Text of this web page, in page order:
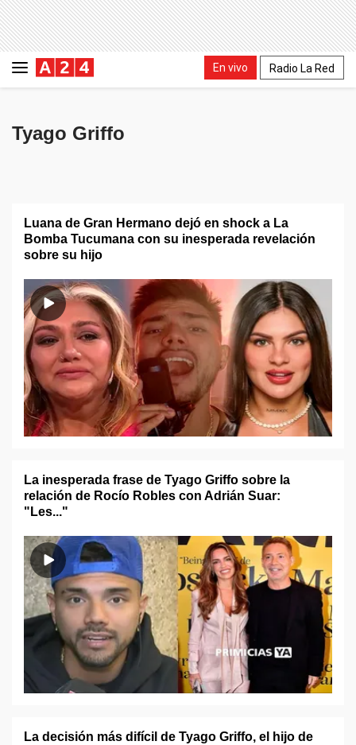
En vivo Radio La Red
Tyago Griffo
Luana de Gran Hermano dejó en shock a La
Bomba Tucumana con su inesperada revelación
sobre su hijo
La inesperada frase de Tyago Griffo sobre la
relación de Rocío Robles con Adrián Suar:
"Les..."
La decisión más difícil de Tyago Griffo, el hijo de